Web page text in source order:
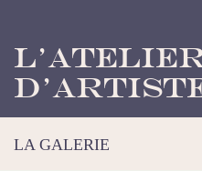
L’Atelier
LA GALERIE